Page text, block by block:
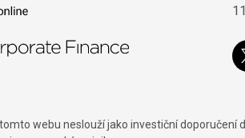
webu neslouží jako investiční doporučení